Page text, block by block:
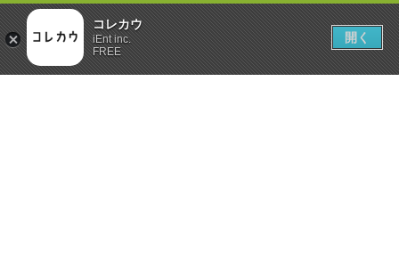
コレカウ
iEnt inc.
FREE
開く